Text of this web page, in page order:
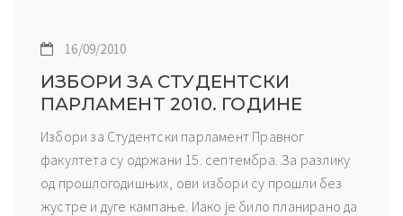
16/09/2010
ИЗБОРИ ЗА СТУДЕНТСКИ
ПАРЛАМЕНТ 2010. ГОДИНЕ
Избори за Студентски парламент Правног
факултета су одржани 15. септембра. За разлику
од прошлогодишњих, ови избори су прошли без
жустре и дуге кампање. Иако је било планирано да